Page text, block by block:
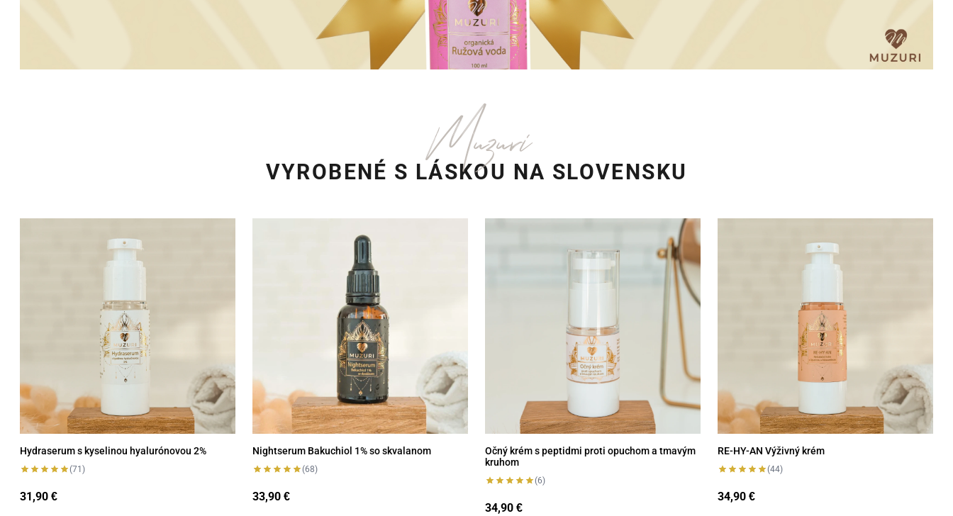
Muzuri
VYROBENÉ S LÁSKOU NA SLOVENSKU
Hydraserum s kyselinou hyalurónovou 2%
(71)
31,90 €
Nightserum Bakuchiol 1% so skvalanom
(68)
33,90 €
Očný krém s peptidmi proti opuchom a tmavým kruhom
Očný krém s peptidmi proti opuchom a tmavým
kruhom
(6)
34,90 €
RE-HY-AN Výživný krém
(44)
34,90 €